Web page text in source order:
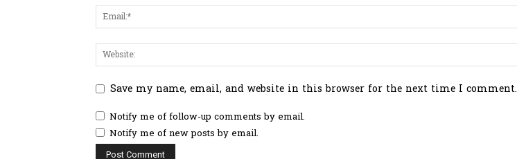
Save my name, email, and website in this browser for the next time I comment.
Notify me of follow-up comments by email.
Notify me of new posts by email.